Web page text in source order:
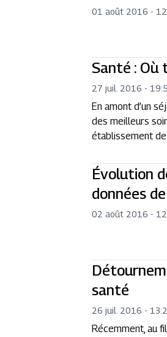
01 août 2016 -
Santé : Où
27 juil. 2016 -
En amont d’un
des meilleurs
établissement de
Évolution
données
02 août 2016 -
santé
26 juil. 2016 -
Récemment, au